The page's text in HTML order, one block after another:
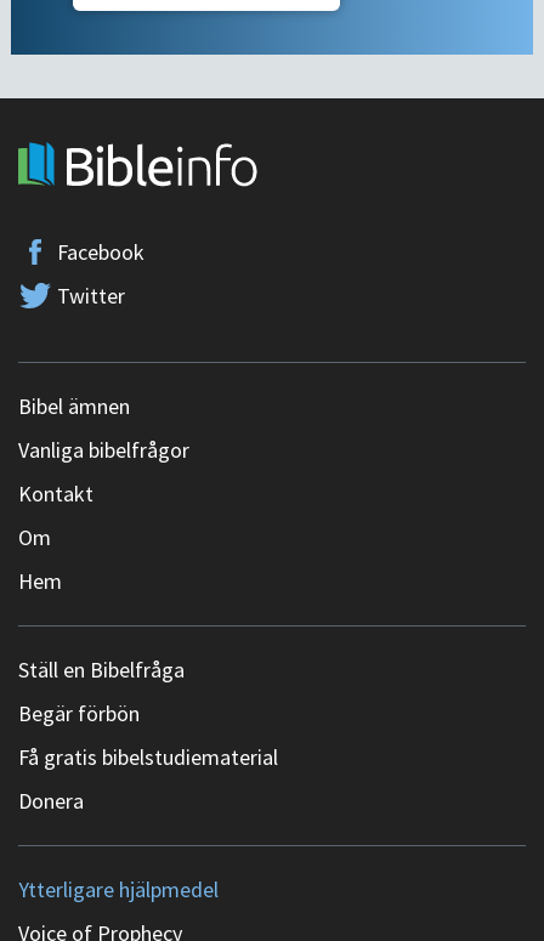
Facebook
Twitter
Bibel ämnen
Vanliga bibelfrågor
Kontakt
Om
Hem
Ställ en Bibelfråga
Begär förbön
Få gratis bibelstudiematerial
Donera
Ytterligare hjälpmedel
Voice of Prophecy